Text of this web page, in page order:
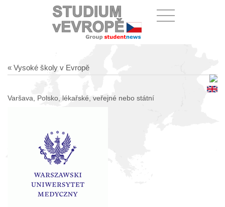
« Vysoké školy v Evropě
Varšava, Polsko, lékařské, veřejné nebo státní